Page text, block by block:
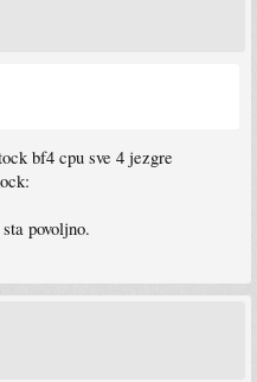
bf4 cpu sve 4 jezgre
povoljno.